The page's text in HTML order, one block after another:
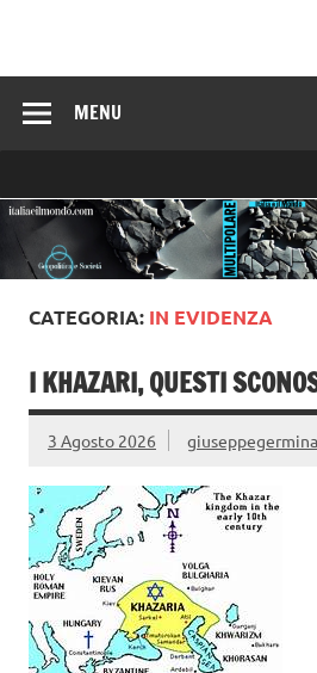
MENU
CATEGORIA: IN EVIDENZA
I KHAZARI, QUESTI
3 Agosto 2026